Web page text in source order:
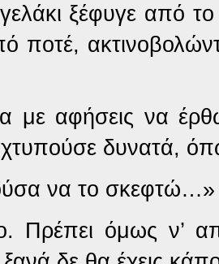
ξέφυγε από το
ποτέ,
με αφήσεις να
δυνατά,
να το σκεφτώ…»
Πρέπει όμως ν’